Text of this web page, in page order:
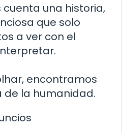
una historia,
que solo
a ver con el
encontramos
de la humanidad.